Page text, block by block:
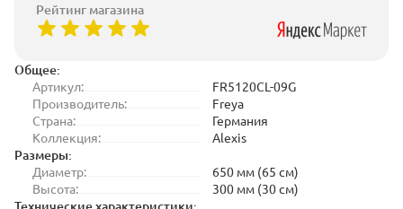
Общее:
Артикул:
FR5120CL-09G
Производитель:
Freya
Страна:
Германия
Коллекция:
Alexis
Размеры:
Диаметр:
650 мм (65 см)
Высота:
300 мм (30 см)
Рейтинг магазина